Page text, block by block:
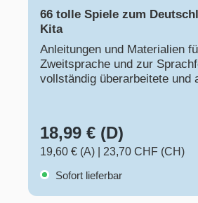
66 tolle Spiele zum
Kita
Anleitungen und Materialien
Zweitsprache und zur
vollständig überarbeitete und
18,99 € (D)
19,60 € (A)
23,70 CHF (CH)
Sofort lieferbar